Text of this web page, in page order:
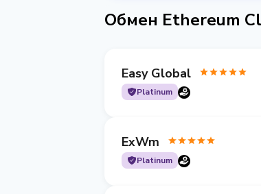
Обмен Ethereum
Easy Global
Platinum
ExWm
Platinum